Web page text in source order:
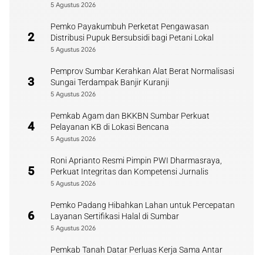
5 Agustus 2026
2
Pemko Payakumbuh Perketat Pengawasan
Distribusi Pupuk Bersubsidi bagi Petani Lokal
5 Agustus 2026
3
Pemprov Sumbar Kerahkan Alat Berat Normalisasi
Sungai Terdampak Banjir Kuranji
5 Agustus 2026
4
Pemkab Agam dan BKKBN Sumbar Perkuat
Pelayanan KB di Lokasi Bencana
5 Agustus 2026
5
Roni Aprianto Resmi Pimpin PWI Dharmasraya,
Perkuat Integritas dan Kompetensi Jurnalis
5 Agustus 2026
6
Pemko Padang Hibahkan Lahan untuk Percepatan
Layanan Sertifikasi Halal di Sumbar
5 Agustus 2026
Pemkab Tanah Datar Perluas Kerja Sama Antar